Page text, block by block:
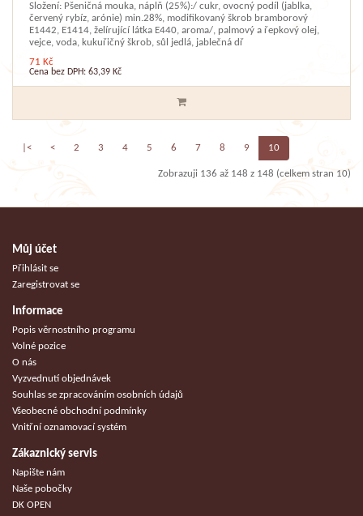
Složení: Pšeničná mouka, náplň (25%):/ cukr, ovocný podíl (jablka,
červený rybíz, arónie) min.28%, modifikovaný škrob bramborový
E1442, E1414, želírující látka E440, aroma/, palmový a řepkový olej,
vejce, voda, kukuřičný škrob, sůl jedlá, jablečná dř
71 Kč
Cena bez DPH: 63,39 Kč
|< < 2 3 4 5 6 7 8 9 10
Zobrazuji 136 až 148 z 148 (celkem stran 10)
Můj účet
Přihlásit se
Zaregistrovat se
Informace
Popis věrnostního programu
Volné pozice
O nás
Vyzvednutí objednávek
Souhlas se zpracováním osobních údajů
Všeobecné obchodní podmínky
Vnitřní oznamovací systém
Zákaznický servis
Napište nám
Naše pobočky
DK OPEN